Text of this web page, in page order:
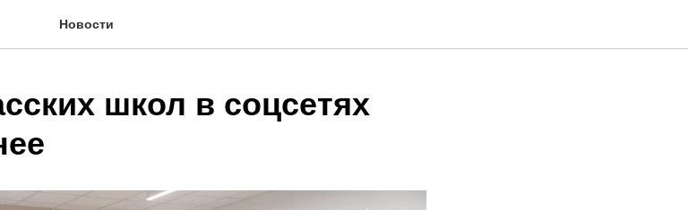
Новости
школ в соцсетях